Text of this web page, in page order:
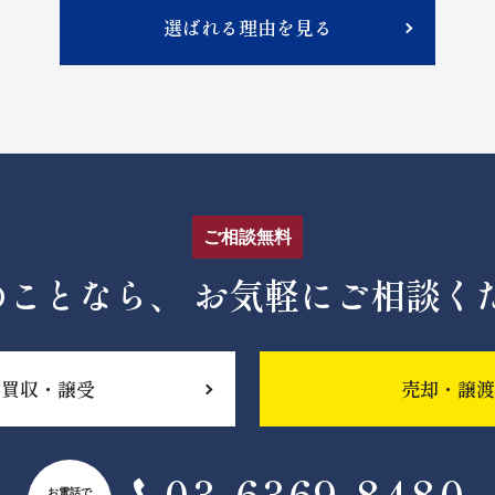
選ばれる理由を見る
ご相談無料
となら、 お気軽にご相談く
買収・譲受 売却・譲渡
お電話で